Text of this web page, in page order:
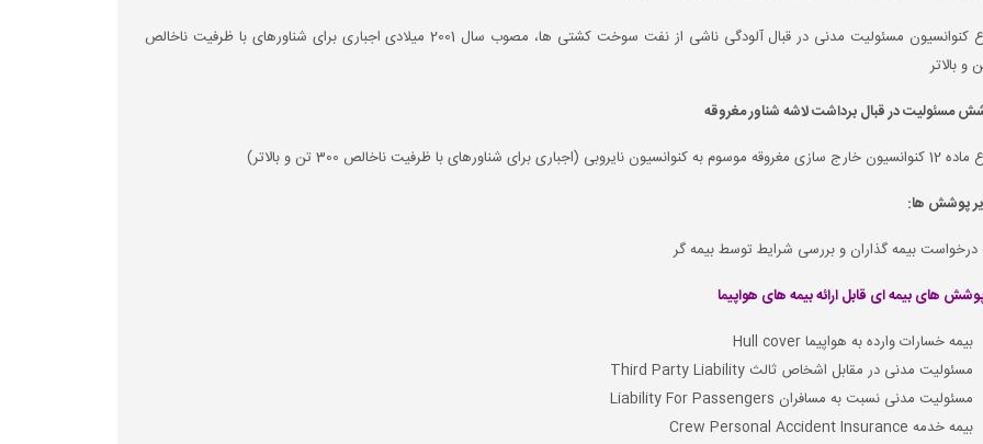
موضوع کنوانسیون مسئولیت مدنی در قبال آلودگی ناشی از نفت سوخت کشتی ها، مصوب سال 2001 میلادی اجباری برای شناورهای با ظرفیت ناخالص
(اجباری برای شناورهای با ظرفیت ناخالص 300 تن و بالاتر)
بیمه گذاران و بررسی شرایط توسط بیمه گر
های بیمه ای قابل ارائه بیمه های هواپیما
بیمه خسارات وارده به هواپیما Hull cover
مسئولیت مدنی در مقابل اشخاص ثالث Third Party Liability
مسئولیت مدنی نسبت به مسافران Liability For Passengers
بیمه خدمه Crew Personal Accident Insurance